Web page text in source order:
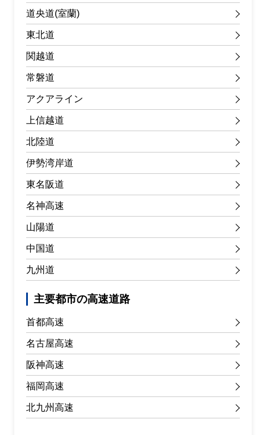
道央道(室蘭)
東北道
関越道
常磐道
アクアライン
上信越道
北陸道
伊勢湾岸道
東名阪道
名神高速
山陽道
中国道
九州道
主要都市の高速道路
首都高速
名古屋高速
阪神高速
福岡高速
北九州高速